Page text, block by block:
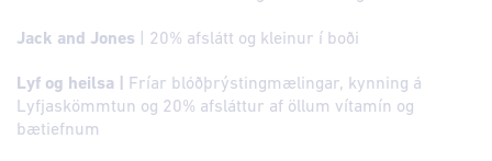
Jack and Jones | 20% afslátt og kleinur í boði
Lyf og heilsa | Fríar blóðþrýstingmælingar, kynning á
Lyfjaskömmtun og 20% afsláttur af öllum vítamín og
bætiefnum